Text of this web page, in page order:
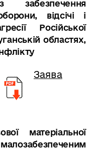
забезпечення
відсічі і
Російської
областях,
Заява
матеріальної